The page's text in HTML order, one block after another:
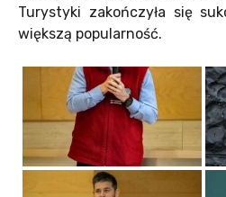
Turystyki zakończyła się
większą popularność.